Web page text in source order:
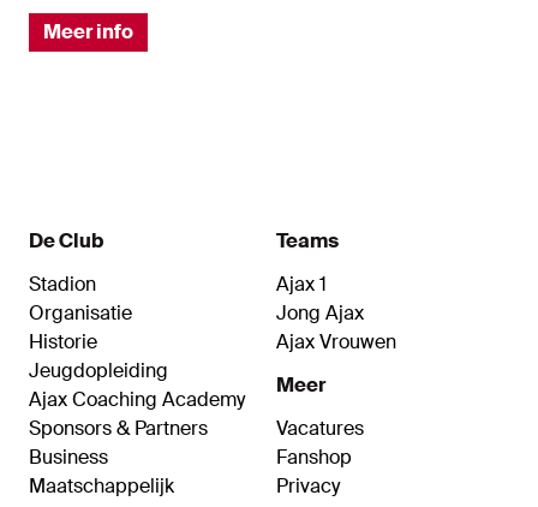
Meer info
De Club
Stadion
Organisatie
Historie
Jeugdopleiding
Ajax Coaching Academy
Sponsors & Partners
Business
Maatschappelijk
Teams
Ajax 1
Jong Ajax
Ajax Vrouwen
Meer
Vacatures
Fanshop
Privacy